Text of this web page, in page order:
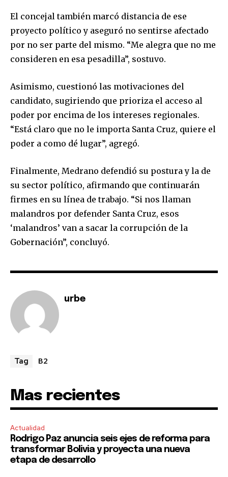
Join our community of
conversation.
or click the subscribe button below. Don't worry, we respect
your privacy and won't spam your inbox. Your information is
safe with us.
I've read and accept thePrivacy Policy.
El concejal también marcó distancia de ese
proyecto político y aseguró no sentirse afectado
por no ser parte del mismo. “Me alegra que no me
consideren en esa pesadilla”, sostuvo.
Asimismo, cuestionó las motivaciones del
candidato, sugiriendo que prioriza el acceso al
poder por encima de los intereses regionales.
“Está claro que no le importa Santa Cruz, quiere el
poder a como dé lugar”, agregó.
Finalmente, Medrano defendió su postura y la de
su sector político, afirmando que continuarán
firmes en su línea de trabajo. “Si nos llaman
malandros por defender Santa Cruz, esos
‘malandros’ van a sacar la corrupción de la
Gobernación”, concluyó.
urbe
Tag B2
Mas recientes
Actualidad
Rodrigo Paz anuncia seis ejes de reforma para
transformar Bolivia y proyecta una nueva
etapa de desarrollo